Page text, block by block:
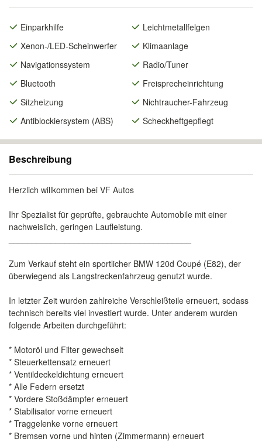
Einparkhilfe
Leichtmetallfelgen
Xenon-/LED-Scheinwerfer
Klimaanlage
Navigationssystem
Radio/Tuner
Bluetooth
Freisprecheinrichtung
Sitzheizung
Nichtraucher-Fahrzeug
Antiblockiersystem (ABS)
Scheckheftgepflegt
Beschreibung
Herzlich willkommen bei VF Autos
Ihr Spezialist für geprüfte, gebrauchte Automobile mit einer
nachweislich, geringen Laufleistung.
Zum Verkauf steht ein sportlicher BMW 120d Coupé (E82), der
überwiegend als Langstreckenfahrzeug genutzt wurde.
In letzter Zeit wurden zahlreiche Verschleißteile erneuert, sodass
technisch bereits viel investiert wurde. Unter anderem wurden
folgende Arbeiten durchgeführt:
* Motoröl und Filter gewechselt
* Steuerkettensatz erneuert
* Ventildeckeldichtung erneuert
* Alle Federn ersetzt
* Vordere Stoßdämpfer erneuert
* Stabilisator vorne erneuert
* Traggelenke vorne erneuert
* Bremsen vorne und hinten (Zimmermann) erneuert